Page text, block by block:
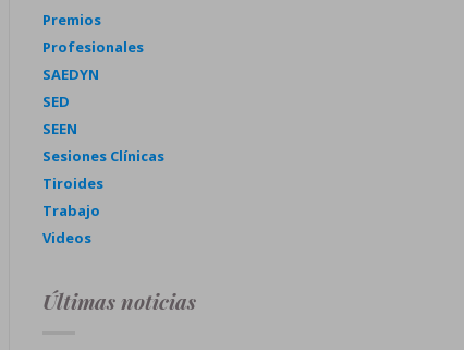
Premios
Profesionales
SAEDYN
SED
SEEN
Sesiones Clínicas
Tiroides
Trabajo
Videos
Últimas noticias